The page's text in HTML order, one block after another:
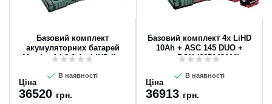
Базовий комплект
акумуляторних батарей
Metabo 4 * 8.0 Ач LiHD II +
В наявності
Ціна
36520 грн.
Базовий комплект 4x LiHD
10Ah + ASC 145 DUO +
metaBOX (685143000)
В наявності
Ціна
36913 грн.